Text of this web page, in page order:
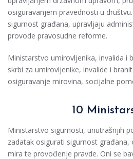
osiguravanjem pravednosti u
sigurnost građana, upravljaju
provode pravosudne reforme.
Ministarstvo umirovljenika, invalida i
skrbi za umirovljenike, invalide i
osiguravanje mirovina, socijalne
10
Ministarstvo sigurnosti, unutrašnjih
zadatak osigurati sigurnost građana,
mira te provođenje pravde. Oni se